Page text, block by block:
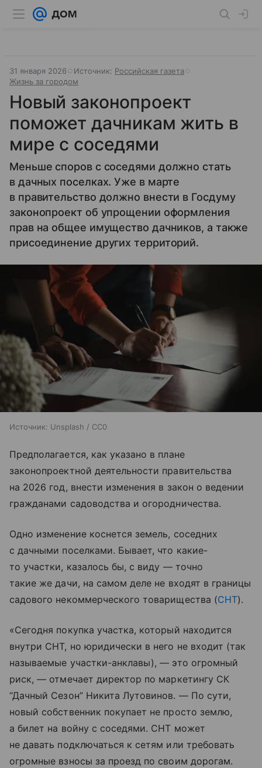
31 января 2026 Источник: Российская газета
Жизнь за городом
Новый законопроект
поможет дачникам жить в
мире с соседями
Меньше споров с соседями должно стать
в дачных поселках. Уже в марте
в правительство должно внести в Госдуму
законопроект об упрощении оформления
прав на общее имущество дачников, а также
присоединение других территорий.
Источник: Unsplash / CC0
Предполагается, как указано в плане
законопроектной деятельности правительства
на 2026 год, внести изменения в закон о ведении
гражданами садоводства и огородничества.
Одно изменение коснется земель, соседних
с дачными поселками. Бывает, что какие-
то участки, казалось бы, с виду — точно
такие же дачи, на самом деле не входят в границы
садового некоммерческого товарищества (СНТ).
«Сегодня покупка участка, который находится
внутри СНТ, но юридически в него не входит (так
называемые участки-анклавы), — это огромный
риск, — отмечает директор по маркетингу СК
“Дачный Сезон” Никита Лутовинов. — По сути,
новый собственник покупает не просто землю,
а билет на войну с соседями. СНТ может
не давать подключаться к сетям или требовать
огромные взносы за проезд по своим дорогам.